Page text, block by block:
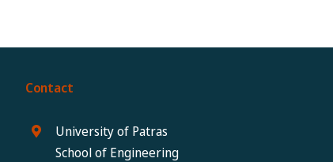
Contact
University of Patras
School of Engineering